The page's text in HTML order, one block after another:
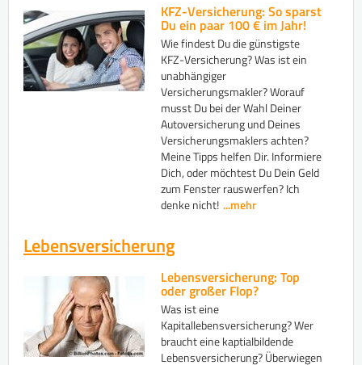
KFZ-Versicherung: So sparst
Du ein paar 100 € im Jahr!
Wie findest Du die günstigste
KFZ-Versicherung? Was ist ein
unabhängiger
Versicherungsmakler? Worauf
musst Du bei der Wahl Deiner
Autoversicherung und Deines
Versicherungsmaklers achten?
Meine Tipps helfen Dir. Informiere
Dich, oder möchtest Du Dein Geld
zum Fenster rauswerfen? Ich
denke nicht! ...mehr
Lebensversicherung
Lebensversicherung: Top
oder großer Flop?
Was ist eine
Kapitallebensversicherung? Wer
braucht eine kaptialbildende
Lebensversicherung? Überwiegen